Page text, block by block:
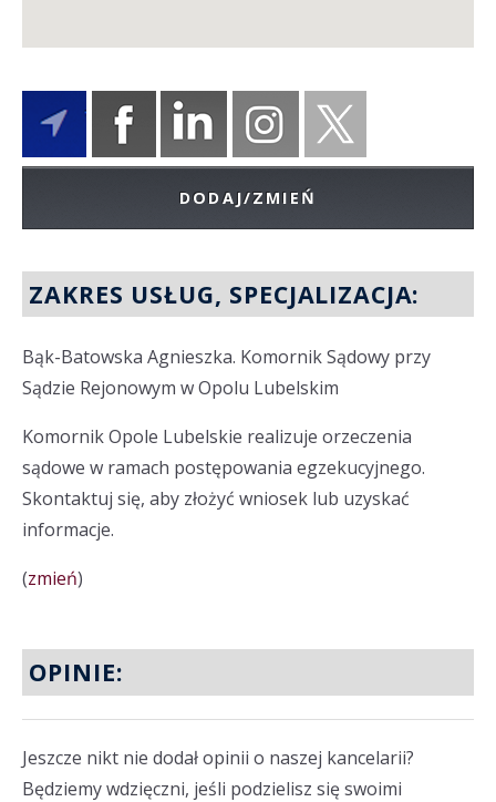
DODAJ/ZMIEŃ
ZAKRES USŁUG, SPECJALIZACJA:
Bąk-Batowska Agnieszka. Komornik Sądowy przy
Sądzie Rejonowym w Opolu Lubelskim
Komornik Opole Lubelskie realizuje orzeczenia
sądowe w ramach postępowania egzekucyjnego.
Skontaktuj się, aby złożyć wniosek lub uzyskać
informacje.
(zmień)
OPINIE:
Jeszcze nikt nie dodał opinii o naszej kancelarii?
Będziemy wdzięczni, jeśli podzielisz się swoimi